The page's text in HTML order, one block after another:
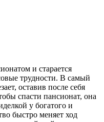
и старается
трудности. В самый
оставив после себя
спасти пансионат, она
у богатого и
быстро меняет ход